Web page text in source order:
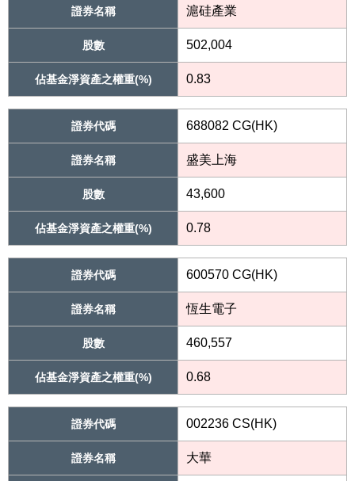
證券名稱 滬硅產業
股數 502,004
佔基金淨資產之權重(%) 0.83
證券代碼 688082 CG(HK)
證券名稱 盛美上海
股數 43,600
佔基金淨資產之權重(%) 0.78
證券代碼 600570 CG(HK)
證券名稱 恆生電子
股數 460,557
佔基金淨資產之權重(%) 0.68
證券代碼 002236 CS(HK)
證券名稱 大華